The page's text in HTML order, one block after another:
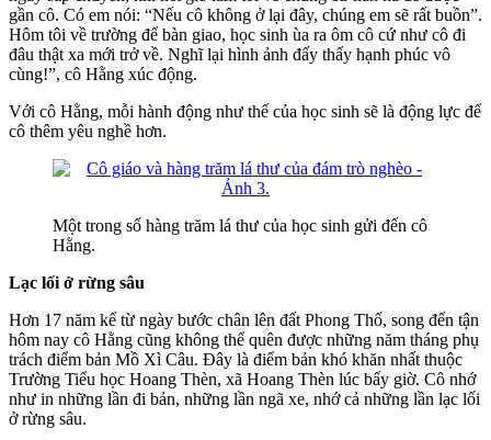
gần cô. Có em nói: “Nếu cô không ở lại đây, chúng em sẽ rất buồn”.
Hôm tôi về trường để bàn giao, học sinh ùa ra ôm cô cứ như cô đi
đâu thật xa mới trở về. Nghĩ lại hình ảnh đấy thấy hạnh phúc vô
cùng!”, cô Hằng xúc động.
Với cô Hằng, mỗi hành động như thế của học sinh sẽ là động lực để
cô thêm yêu nghề hơn.
Một trong số hàng trăm lá thư của học sinh gửi đến cô
Hằng.
Lạc lối ở rừng sâu
Hơn 17 năm kể từ ngày bước chân lên đất Phong Thổ, song đến tận
hôm nay cô Hằng cũng không thể quên được những năm tháng phụ
trách điểm bản Mồ Xì Câu. Đây là điểm bản khó khăn nhất thuộc
Trường Tiểu học Hoang Thèn, xã Hoang Thèn lúc bấy giờ. Cô nhớ
như in những lần đi bản, những lần ngã xe, nhớ cả những lần lạc lối
ở rừng sâu.